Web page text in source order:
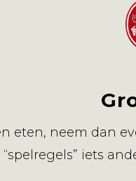
eten, neem dan
“spelregels” iets